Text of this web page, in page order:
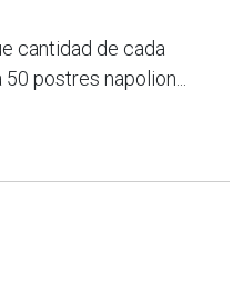
cantidad de cada
postres napolion...